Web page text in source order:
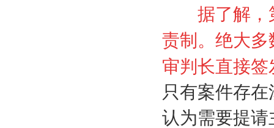
据了解，
责制。绝大
审判长直接
只有案件存
认为需要提